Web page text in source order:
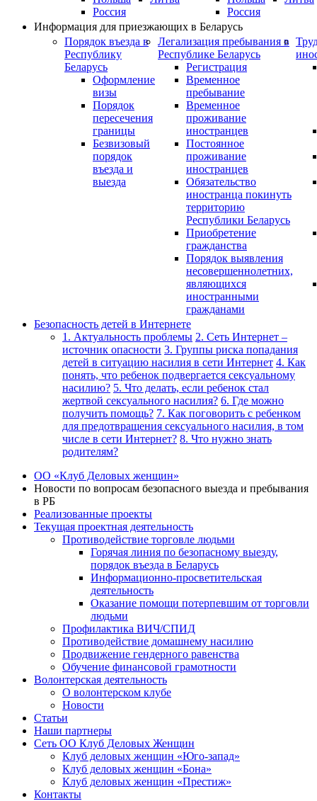
Россия
Россия
Информация для приезжающих в Беларусь
Порядок въезда в
Республику
Беларусь
Оформление
визы
Порядок
пересечения
границы
Безвизовый
порядок
въезда и
выезда
Легализация пребывания в
Республике Беларусь
Регистрация
Временное
пребывание
Временное
проживание
иностранцев
Постоянное
проживание
иностранцев
Обязательство
иностранца покинуть
территорию
Республики Беларусь
Приобретение
гражданства
Порядок выявления
несовершеннолетних,
являющихся
иностранными
гражданами
Безопасность детей в Интернете
1. Актуальность проблемы 2. Сеть Интернет –
источник опасности 3. Группы риска попадания
детей в ситуацию насилия в сети Интернет 4. Как
понять, что ребенок подвергается сексуальному
насилию? 5. Что делать, если ребенок стал
жертвой сексуального насилия? 6. Где можно
получить помощь? 7. Как поговорить с ребенком
для предотвращения сексуального насилия, в том
числе в сети Интернет? 8. Что нужно знать
родителям?
ОО «Клуб Деловых женщин»
Новости по вопросам безопасного выезда и пребывания
в РБ
Реализованные проекты
Текущая проектная деятельность
Противодействие торговле людьми
Горячая линия по безопасному выезду,
порядок въезда в Беларусь
Информационно-просветительская
деятельность
Оказание помощи потерпевшим от торговли
людьми
Профилактика ВИЧ/СПИД
Противодействие домашнему насилию
Продвижение гендерного равенства
Обучение финансовой грамотности
Волонтерская деятельность
О волонтерском клубе
Новости
Статьи
Наши партнеры
Сеть ОО Клуб Деловых Женщин
Клуб деловых женщин «Юго-запад»
Клуб деловых женщин «Бона»
Клуб деловых женщин «Престиж»
Контакты